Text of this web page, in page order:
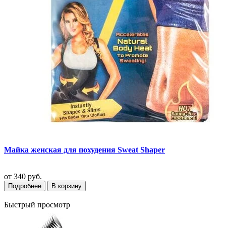
Майка женская для похудения Sweat Shaper
от 340 руб.
Подробнее В корзину
Быстрый просмотр